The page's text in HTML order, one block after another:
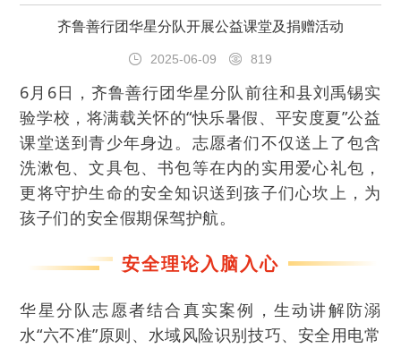
齐鲁善行团华星分队开展公益课堂及捐赠活动
2025-06-09 819
6月6日，齐鲁善行团华星分队前往和县刘禹锡实
验学校，将满载关怀的“快乐暑假、平安度夏”公益
课堂送到青少年身边。志愿者们不仅送上了包含
洗漱包、文具包、书包等在内的实用爱心礼包，
更将守护生命的安全知识送到孩子们心坎上，为
孩子们的安全假期保驾护航。
安全理论入脑入心
华星分队志愿者结合真实案例，生动讲解防溺
水“六不准”原则、水域风险识别技巧、安全用电常